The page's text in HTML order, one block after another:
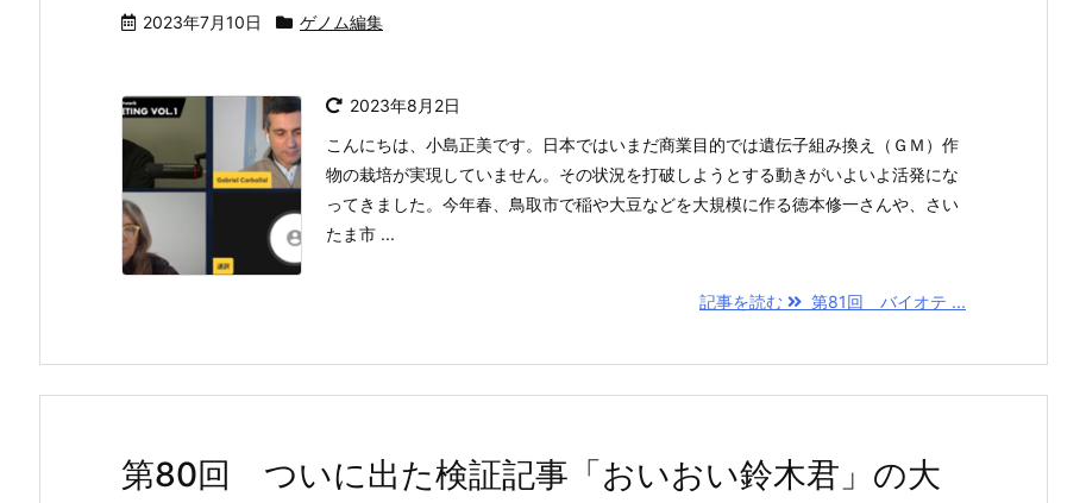
2023年7月10日 ゲノム編集
2023年8月2日
こんにちは、小島正美です。日本ではいまだ商業目的では遺伝子組み換え（ＧＭ）作
物の栽培が実現していません。その状況を打破しようとする動きがいよいよ活発にな
ってきました。今年春、鳥取市で稲や大豆などを大規模に作る徳本修一さんや、さい
たま市 ...
記事を読む 第81回 バイオテ ...
第80回 ついに出た検証記事「おいおい鈴木君」の大